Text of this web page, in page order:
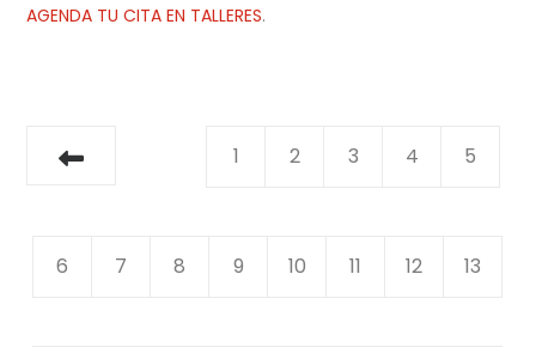
AGENDA TU CITA EN TALLERES.
1 2 3 4 5
6 7 8 9 10 11 12 13